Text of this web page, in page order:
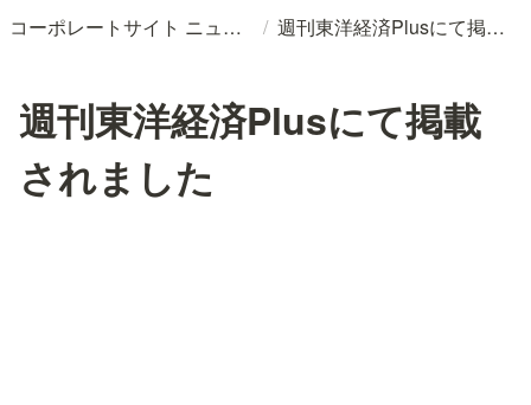
コーポレートサイト ニュースリリースDB / 週刊東洋経済Plusにて掲載されました
週刊東洋経済Plusにて掲載
されました